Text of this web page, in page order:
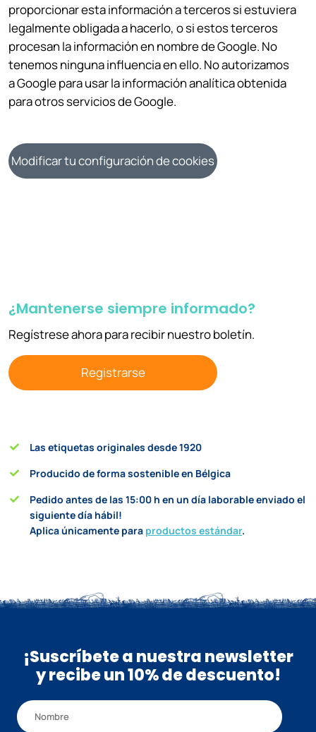
proporcionar esta información a terceros si estuviera
legalmente obligada a hacerlo, o si estos terceros
procesan la información en nombre de Google. No
tenemos ninguna influencia en ello. No autorizamos
a Google para usar la información analítica obtenida
para otros servicios de Google.
Modificar tu configuración de cookies
¿Mantenerse siempre informado?
Regístrese ahora para recibir nuestro boletín.
Registrarse
Las etiquetas originales desde 1920
Producido de forma sostenible en Bélgica
Pedido antes de las 15:00 h en un día laborable enviado el
siguiente día hábil!
Aplica únicamente para productos estándar.
¡Suscríbete a nuestra newsletter
y recibe un 10% de descuento!